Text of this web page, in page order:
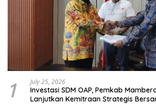
1 July 25, 2026
Investasi SDM OAP, Pemkab
Lanjutkan Kemitraan Strategis